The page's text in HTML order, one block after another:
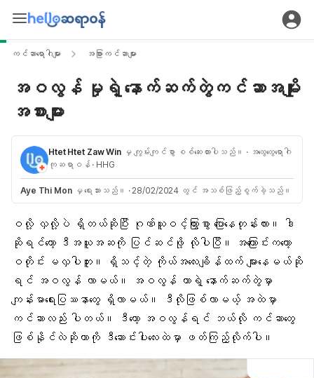
ကင်ဆာရောဂါများ အခြားကင်ဆာများ
အဝလွန် မှုရဲ့ နောက်ဆက်တွဲကင်ဆာအမျိုး
အစားများ
Htet Htet Zaw Winမှ ကျွမ်းကျင်စွာ စစ်ဆေးထားပါသည်။ · အထွေထွေရောဂါ
ကုဆရာဝန်· HHG
Aye Thi Monမှ ရေးသားသည်။ ·28/02/2024 တွင် အသစ်ဖြည့်စွက်ခဲ့သည်။
ဝလို့ လှလို့ပဲ ရှိတယ်ဆိုပြီး ဂုဏ်ယူဝင့်ကြွားစွာ ပြောနေတုန်းလား။ ဒါ
ဆိုရင်တော့ ဒီအယူအဆကို ပြင်ဆင်ဖို့ လိုပါပြီ။ အကြောင်းကတော့
ဝတိုင်း မလှပါဘူး။
ရှိသင့်တဲ့ ကိုယ်အလေးချိန်ထက် များနေမယ်ဆို
ရင် အဝလွန် လာမယ်။ အဝလွန် တာရဲ့ နောက်ဆက်တွဲမှာ
ကျန်းမာရေးပြဿနာတွေ ရှိလာမယ်။ ဒီလိုဖြစ်လာမယ့် အထဲမှာ
ကင်ဆာလည်း ပါတယ်။ ဒီတော့ အဝလွန်ရင် ဘယ်လို ကင်ဆာတွေ
ဖြစ်နိုင်လဲ ဆိုတာကို ဒီဆောင်းပါးလေးထဲမှာ ဖတ်ကြည့်လိုက်ပါ။